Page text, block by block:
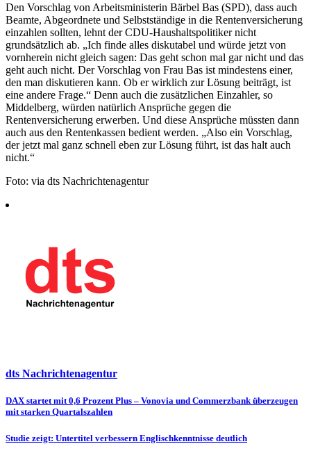
Den Vorschlag von Arbeitsministerin Bärbel Bas (SPD), dass auch
Beamte, Abgeordnete und Selbstständige in die Rentenversicherung
einzahlen sollten, lehnt der CDU-Haushaltspolitiker nicht
grundsätzlich ab. „Ich finde alles diskutabel und würde jetzt von
vornherein nicht gleich sagen: Das geht schon mal gar nicht und das
geht auch nicht. Der Vorschlag von Frau Bas ist mindestens einer,
den man diskutieren kann. Ob er wirklich zur Lösung beiträgt, ist
eine andere Frage.“ Denn auch die zusätzlichen Einzahler, so
Middelberg, würden natürlich Ansprüche gegen die
Rentenversicherung erwerben. Und diese Ansprüche müssten dann
auch aus den Rentenkassen bedient werden. „Also ein Vorschlag,
der jetzt mal ganz schnell eben zur Lösung führt, ist das halt auch
nicht.“
Foto: via dts Nachrichtenagentur
dts Nachrichtenagentur
Beitragsnavigation
DAX startet mit 0,6 Prozent Plus – Vonovia und Commerzbank überzeugen
mit starken Quartalszahlen
Studie zeigt: Untertitel verbessern Englischkenntnisse deutlich